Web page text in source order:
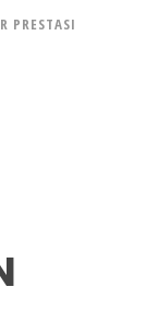
PRESTASI